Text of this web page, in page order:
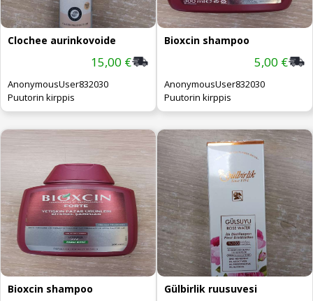
Clochee aurinkovoide
15,00 €
AnonymousUser832030
Puutorin kirppis
Bioxcin shampoo
5,00 €
AnonymousUser832030
Puutorin kirppis
Bioxcin shampoo Gülbirlik ruusuvesi